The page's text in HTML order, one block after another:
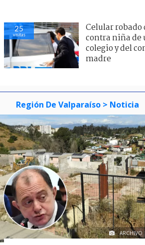
25
visitas
Celular robado
contra niña de
colegio y del
madre
Región De Valparaíso > Noticia
ARCHIVO